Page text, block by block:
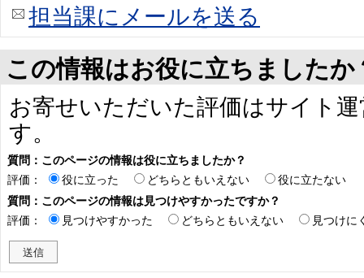
担当課にメールを送る
この情報はお役に立ちましたか
お寄せいただいた評価はサイト
す。
質問：このページの情報は役に立ちましたか？
評価：
役に立った どちらともいえない
役に立たない
質問：このページの情報は見つけやすかったですか？
評価：
見つけやすかった どちらともいえない 見つけに